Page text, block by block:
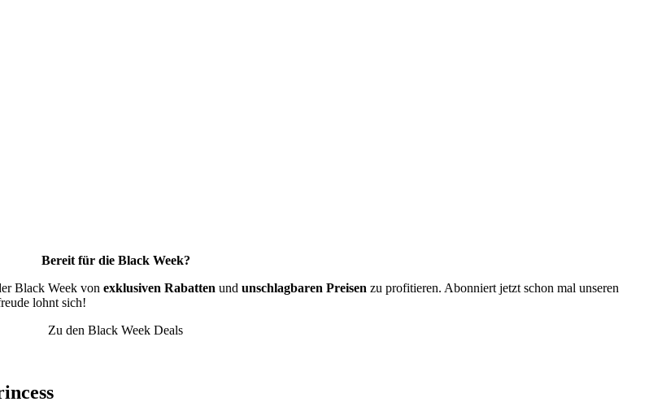
Bereit für die Black Week?
Black Week von exklusiven Rabatten und unschlagbaren Preisen zu profitieren. Abonniert jetzt schon mal unseren
lohnt sich!
Zu den Black Week Deals